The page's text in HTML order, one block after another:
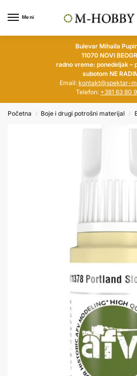
Meni
Bulevar Mihaila
11070 NOVI
radno vreme: ponedeljak –
subotom NE
Email: kontakt@spektar-
Telefon: +381 63 80
Početna / Boje i drugi potrošni materijal /